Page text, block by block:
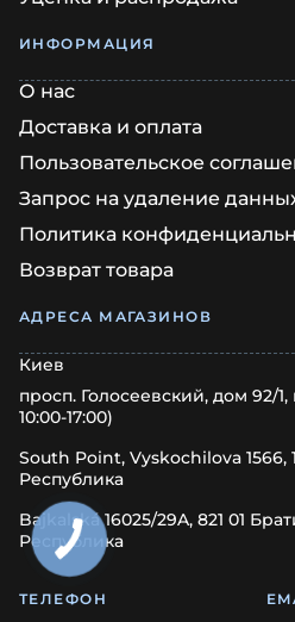
ИНФОРМАЦИЯ
О нас
Доставка и оплата
Пользовательское
Запрос на удаление
Политика
Возврат товара
АДРЕСА МАГАЗИНОВ
Киев
просп. Голосеевский, дом 92/
10:00-17:00)
South Point, Vyskochilova 1566,
Республика
Bajkalská 16025/29A, 821 01
Республика
ТЕЛЕФОН